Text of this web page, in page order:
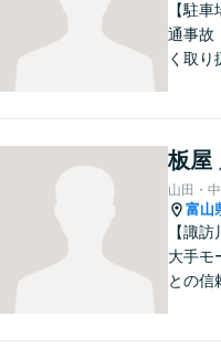
【駐
通事故
く取り
という
に、誠
に取り
てい
板屋
山田・
富山
【諏
大手モ
との信